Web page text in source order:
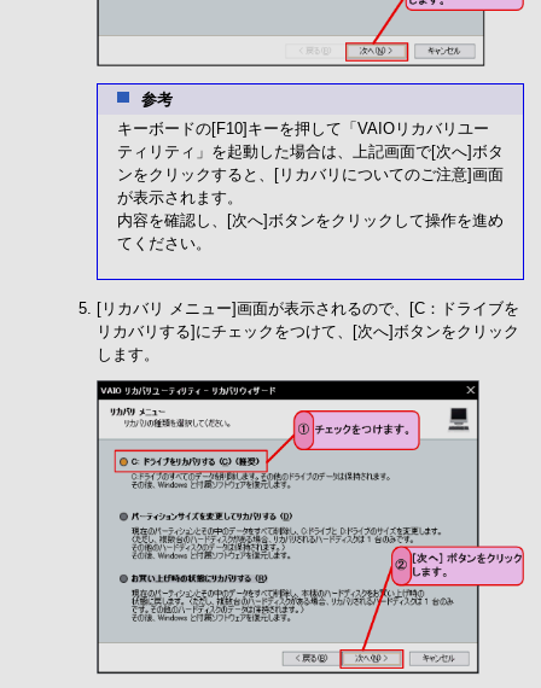
参考
キーボードの[F10]キーを押して「VAIOリカバリユー
ティリティ」を起動した場合は、上記画面で[次へ]ボタ
ンをクリックすると、[リカバリについてのご注意]画面
が表示されます。
内容を確認し、[次へ]ボタンをクリックして操作を進め
てください。
[リカバリ メニュー]画面が表示されるので、[C：ドライブを
リカバリする]にチェックをつけて、[次へ]ボタンをクリック
します。